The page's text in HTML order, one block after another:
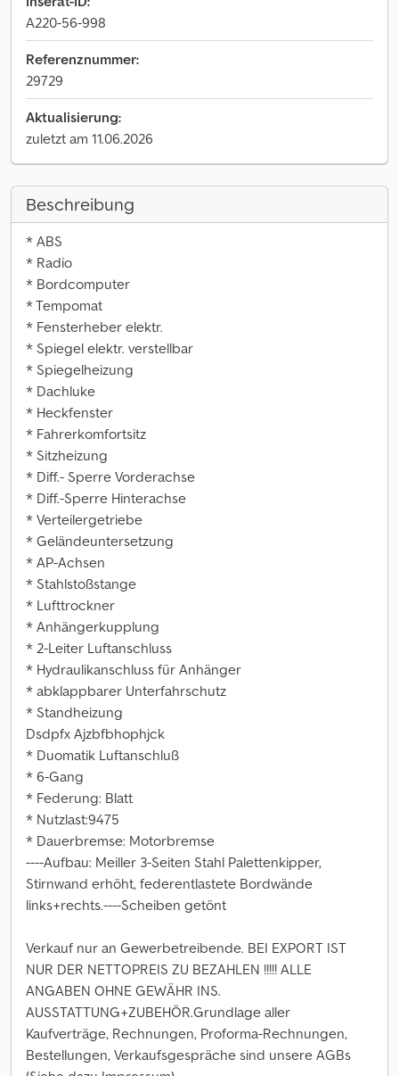
A220-56-998
Referenznummer:
29729
Aktualisierung:
zuletzt am 11.06.2026
Beschreibung
* ABS
* Radio
* Bordcomputer
* Tempomat
* Fensterheber elektr.
* Spiegel elektr. verstellbar
* Spiegelheizung
* Dachluke
* Heckfenster
* Fahrerkomfortsitz
* Sitzheizung
* Diff.- Sperre Vorderachse
* Diff.-Sperre Hinterachse
* Verteilergetriebe
* Geländeuntersetzung
* AP-Achsen
* Stahlstoßstange
* Lufttrockner
* Anhängerkupplung
* 2-Leiter Luftanschluss
* Hydraulikanschluss für Anhänger
* abklappbarer Unterfahrschutz
* Standheizung
Dsdpfx Ajzbfbhophjck
* Duomatik Luftanschluß
* 6-Gang
* Federung: Blatt
* Nutzlast:9475
* Dauerbremse: Motorbremse
----Aufbau: Meiller 3-Seiten Stahl Palettenkipper,
Stirnwand erhöht, federentlastete Bordwände
links+rechts.----Scheiben getönt
Verkauf nur an Gewerbetreibende. BEI EXPORT IST
NUR DER NETTOPREIS ZU BEZAHLEN !!!!! ALLE
ANGABEN OHNE GEWÄHR INS.
AUSSTATTUNG+ZUBEHÖR.Grundlage aller
Kaufverträge, Rechnungen, Proforma-Rechnungen,
Bestellungen, Verkaufsgespräche sind unsere AGBs